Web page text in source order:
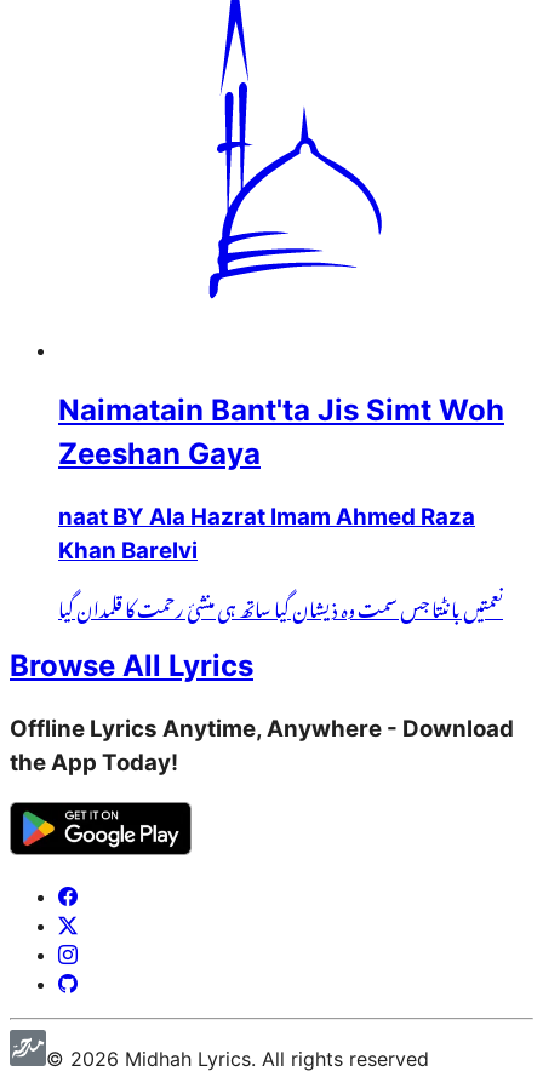
Naimatain Bant'ta Jis Simt Woh
Zeeshan Gaya
naat BY Ala Hazrat Imam Ahmed Raza
Khan Barelvi
نعمتیں بانٹتا جس سمت وہ ذیشان گیا ساتھ ہی منشئ رحمت کا قلمدان گیا
Browse All Lyrics
Offline Lyrics Anytime, Anywhere - Download
the App Today!
© 2026 Midhah Lyrics. All rights reserved